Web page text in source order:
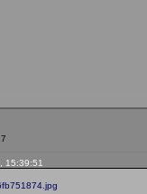
15:39:51